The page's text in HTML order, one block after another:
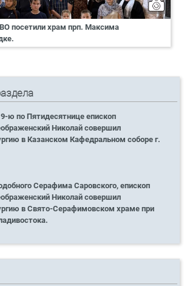
посетили храм прп. Максима
ю по Пятидесятнице епископ
Николай совершил
в Казанском Кафедральном соборе г.
Серафима Саровского, епископ
Николай совершил
в Свято-Серафимовском храме при